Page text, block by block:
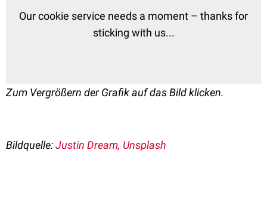
Our cookie service needs a moment – thanks for
sticking with us...
Zum Vergrößern der Grafik auf das Bild klicken.
Bildquelle:Justin Dream, Unsplash